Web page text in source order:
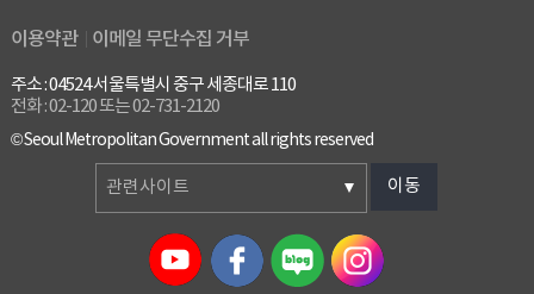
이용약관 이메일 무단수집 거부
주소 : 04524 서울특별시 중구 세종대로 110
전화 : 02-120 또는 02-731-2120
© Seoul Metropolitan Government all rights reserved
관련사이트 이동